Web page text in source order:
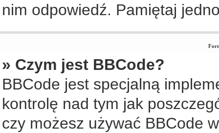
nim odpowiedź. Pamiętaj
» Czym jest BBCode?
BBCode jest specjalną
kontrolę nad tym jak
czy możesz używać BBCode